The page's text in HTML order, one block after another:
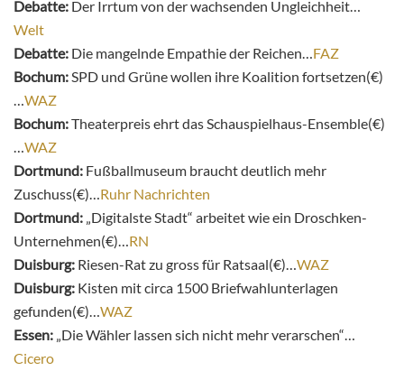
Debatte: Der Irrtum von der wachsenden Ungleichheit…
Welt
Debatte: Die mangelnde Empathie der Reichen… FAZ
Bochum: SPD und Grüne wollen ihre Koalition fortsetzen(€)
WAZ
Bochum:Theaterpreis ehrt das Schauspielhaus-Ensemble(€)
WAZ
Dortmund: Fußballmuseum braucht deutlich mehr
Zuschuss(€)… Ruhr Nachrichten
Dortmund: „Digitalste Stadt“ arbeitet wie ein Droschken-
Unternehmen(€)… RN
Duisburg: Riesen-Rat zu gross für Ratsaal(€)… WAZ
Duisburg: Kisten mit circa 1500 Briefwahlunterlagen
gefunden(€)… WAZ
Essen: „Die Wähler lassen sich nicht mehr verarschen“…
Cicero